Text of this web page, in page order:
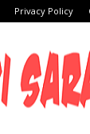
Privacy Policy
HINDI
SARANG